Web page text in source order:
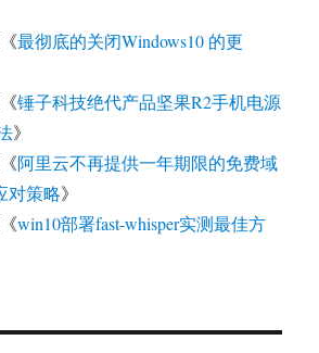
最彻底的关闭Windows10 的更
锤子科技绝代产品坚果R2手机电源
》
阿里云不再提供一年期限的免费域
对策略》
win10部署fast-whisper实测最佳方